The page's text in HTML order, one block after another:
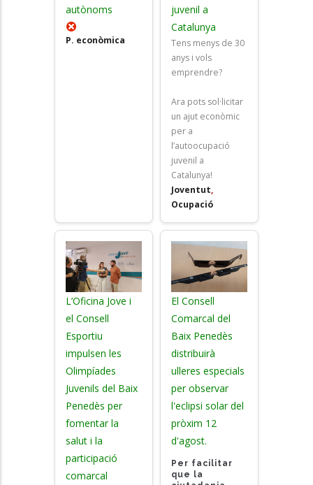
autònoms
P. econòmica
juvenil a
Catalunya
Tens menys de 30
anys i vols
emprendre?
Ara pots sol·licitar
un ajut econòmic
per a
l’autoocupació
juvenil a
Catalunya!
Joventut,
Ocupació
L’Oficina Jove i
el Consell
Esportiu
impulsen les
Olimpíades
Juvenils del Baix
Penedès per
fomentar la
salut i la
participació
comarcal
El Consell
Comarcal del
Baix Penedès
distribuirà
ulleres especials
per observar
l'eclipsi solar del
pròxim 12
d'agost.
Per facilitar
que la